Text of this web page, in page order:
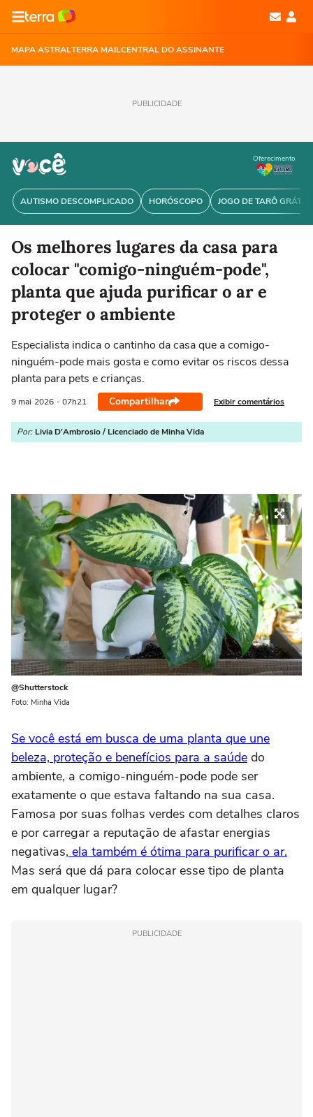
MAPA ASTRALTERRA MAILCENTRAL DO ASSINANTE
PUBLICIDADE
AUTISMO DESCOMPLICADO HORÓSCOPO JOGO DE TARÔ GRÁTIS
Oferecimento
Os melhores lugares da casa para
colocar "comigo-ninguém-pode",
planta que ajuda purificar o ar e
proteger o ambiente
Especialista indica o cantinho da casa que a comigo-
ninguém-pode mais gosta e como evitar os riscos dessa
planta para pets e crianças.
9 mai 2026 - 07h21 Compartilhar Exibir comentários
Por: Livia D'Ambrosio / Licenciado de Minha Vida
@Shutterstock
Foto: Minha Vida
Se você está em busca de uma planta que une
beleza, proteção e benefícios para a saúde do
ambiente, a comigo-ninguém-pode pode ser
exatamente o que estava faltando na sua casa.
Famosa por suas folhas verdes com detalhes claros
e por carregar a reputação de afastar energias
negativas, ela também é ótima para purificar o ar.
Mas será que dá para colocar esse tipo de planta
em qualquer lugar?
PUBLICIDADE